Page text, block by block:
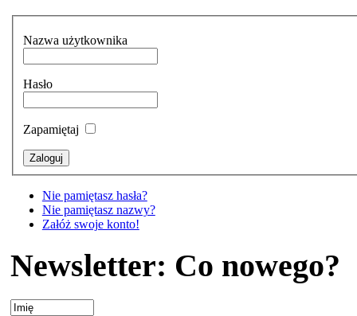
Nazwa użytkownika
Hasło
Zapamiętaj
Nie pamiętasz hasła?
Nie pamiętasz nazwy?
Załóż swoje konto!
Newsletter: Co nowego?